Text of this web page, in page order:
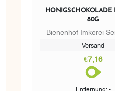
HONIGSCHOKOLADE
80G
Bienenhof Imkerei
Versand
€7,16
Entfernung: -